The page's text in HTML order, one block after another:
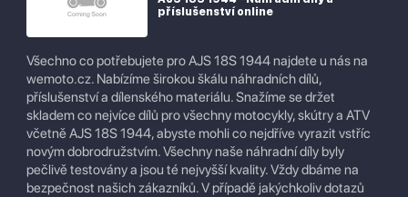
příslušenství online
Všechno co potřebujete pro AJS 18S 1944 najdete u nás na
wemoto.cz. Nabízíme širokou škálu náhradních dílů,
příslušenství a dílenského materiálu. Snažíme se držet
skladem co nejvíce dílů pro všechny motocykly, skútry a ATV
včetně AJS 18S 1944, abyste mohli co nejdříve vyrazit vstříc
novým dobrodružstvím. Všechny naše náhradní díly byly
pečlivě testovány a jsou té nejvyšší kvality. Vždy dbáme na
bezpečnost našich zákazníků. V případě jakýchkoliv dotazů